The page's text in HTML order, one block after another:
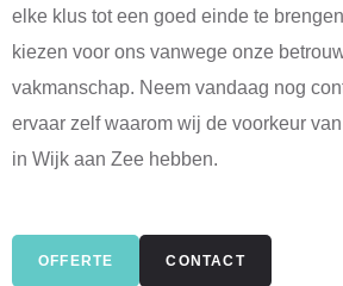
elke klus tot een goed einde te
kiezen voor ons vanwege onze
vakmanschap. Neem vandaag nog
ervaar zelf waarom wij de voorkeur
in Wijk aan Zee hebben.
OFFERTE CONTACT